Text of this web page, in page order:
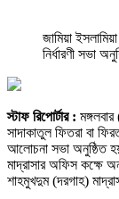
জামিয়া
নির্ধারণী সভা
স্টাফ রিপোর্টার :
সাদাকাতুল ফিতরা বা
আলোচনা সভা অনুষ্ঠিত
মাদ্রাসার অফিস কক্ষে
শাহমুখদুম (দরগাহ)